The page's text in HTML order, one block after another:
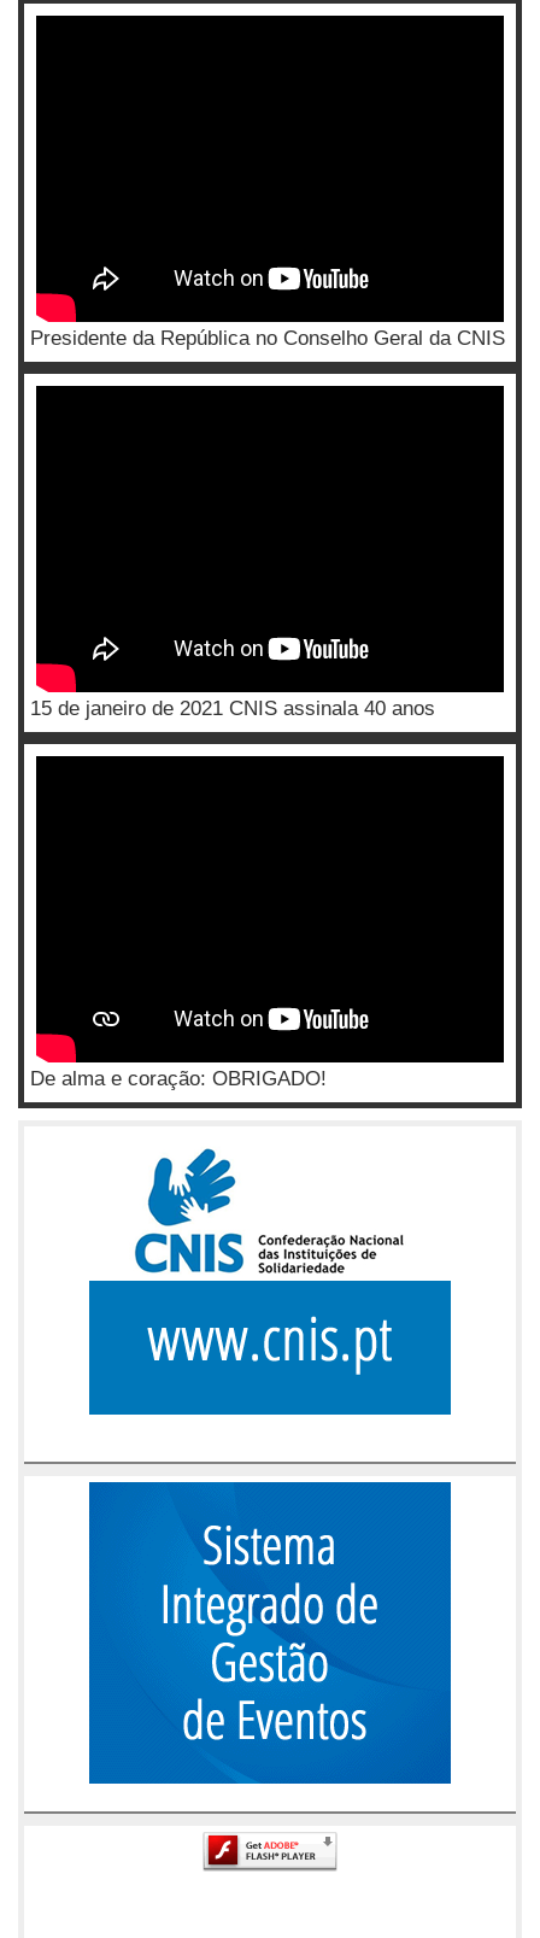
Presidente da República no Conselho Geral da CNIS
15 de janeiro de 2021 CNIS assinala 40 anos
De alma e coração: OBRIGADO!